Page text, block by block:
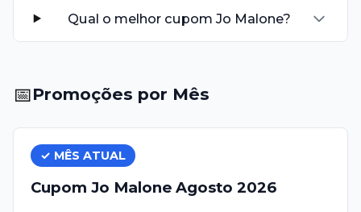
Qual o melhor cupom Jo Malone?
📅Promoções por Mês
✓ MÊS ATUAL
Cupom Jo Malone Agosto 2026